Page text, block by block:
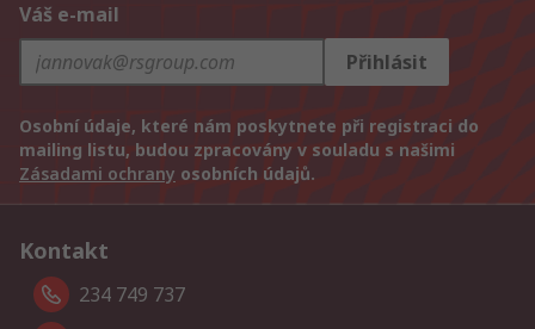
Váš e-mail
Přihlásit
Osobní údaje, které nám poskytnete při registraci do
mailing listu, budou zpracovány v souladu s našimi
Zásadami ochrany osobních údajů.
Kontakt
234 749 737